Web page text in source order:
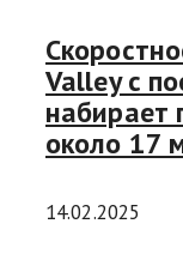
Valley с
набирает
около 17
14.02.2025